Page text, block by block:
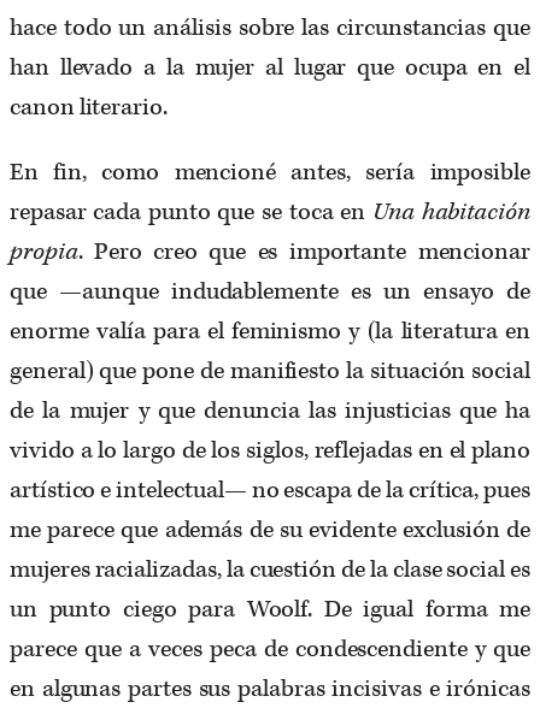
hace todo un análisis sobre las circunstancias que
han llevado a la mujer al lugar que ocupa en el
canon literario.
En fin, como mencioné antes, sería imposible
repasar cada punto que se toca en Una habitación
propia. Pero creo que es importante mencionar
que —aunque indudablemente es un ensayo de
enorme valía para el feminismo y (la literatura en
general) que pone de manifiesto la situación social
de la mujer y que denuncia las injusticias que ha
vivido a lo largo de los siglos, reflejadas en el plano
artístico e intelectual— no escapa de la crítica, pues
me parece que además de su evidente exclusión de
mujeres racializadas, la cuestión de la clase social es
un punto ciego para Woolf. De igual forma me
parece que a veces peca de condescendiente y que
en algunas partes sus palabras incisivas e irónicas